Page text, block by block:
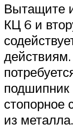
Вытащите
КЦ 6 и
подшипник
стопорное
из